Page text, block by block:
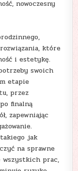
nowoczesny
które
i estetykę.
swoich
etapie
przez
finalną
zapewniając
jak
na sprawne
wszystkich prac,